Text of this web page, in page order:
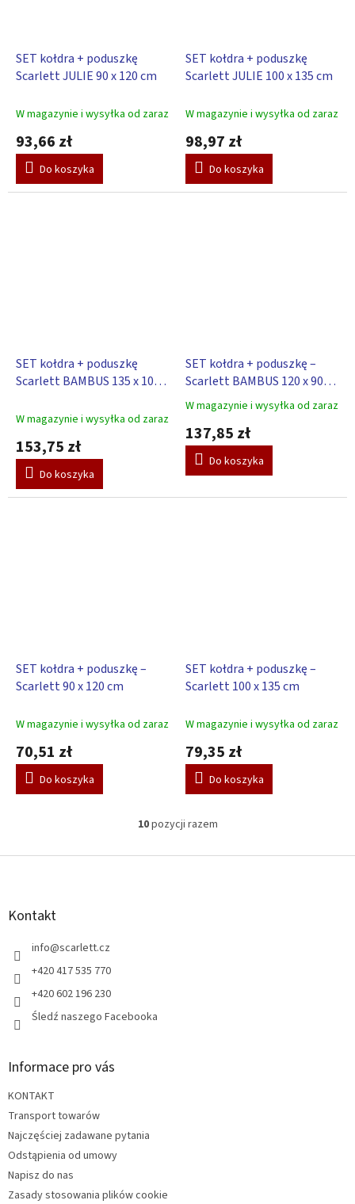
SET kołdra + poduszkę
Scarlett JULIE 90 x 120 cm
W magazynie i wysyłka od zaraz
93,66 zł
Do koszyka
SET kołdra + poduszkę
Scarlett JULIE 100 x 135 cm
W magazynie i wysyłka od zaraz
98,97 zł
Do koszyka
SET kołdra + poduszkę
Scarlett BAMBUS 135 x 100
W magazynie i wysyłka od zaraz
153,75 zł
Do koszyka
SET kołdra + poduszkę –
Scarlett BAMBUS 120 x 90
cm
Średnia
produktu
wynosi
5,0
5
W magazynie i wysyłka od zaraz
137,85 zł
Do koszyka
SET kołdra + poduszkę –
Scarlett 90 x 120 cm
W magazynie i wysyłka od zaraz
70,51 zł
Do koszyka
SET kołdra + poduszkę –
Scarlett 100 x 135 cm
W magazynie i wysyłka od zaraz
79,35 zł
Do koszyka
K
n
10pozycji razem
S
Kontakt
info@scarlett.cz
+420 417 535 770
+420 602 196 230
Śledź naszego Facebooka
Informace pro vás
KONTAKT
Transport towarów
Najczęściej zadawane pytania
Odstąpienia od umowy
Napisz do nas
Zasady stosowania plików cookie